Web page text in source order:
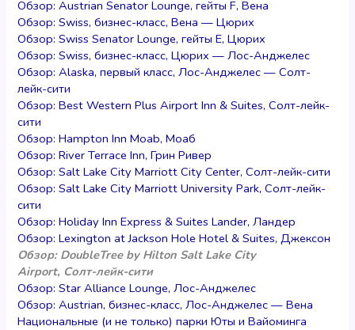
Обзор: Austrian Senator Lounge, гейты F, Вена
Обзор: Swiss, бизнес-класс, Вена — Цюрих
Обзор: Swiss Senator Lounge, гейты E, Цюрих
Обзор: Swiss, бизнес-класс, Цюрих — Лос-Анджелес
Обзор: Alaska, первый класс, Лос-Анджелес — Солт-
лейк-сити
Обзор: Best Western Plus Airport Inn & Suites, Солт-лейк-
сити
Обзор: Hampton Inn Moab, Моаб
Обзор: River Terrace Inn, Грин Ривер
Обзор: Salt Lake City Marriott City Center, Солт-лейк-сити
Обзор: Salt Lake City Marriott University Park, Солт-лейк-
сити
Обзор: Holiday Inn Express & Suites Lander, Ландер
Обзор: Lexington at Jackson Hole Hotel & Suites, Джексон
Обзор: DoubleTree by Hilton Salt Lake City
Airport, Солт-лейк-сити
Обзор: Star Alliance Lounge, Лос-Анджелес
Обзор: Austrian, бизнес-класс, Лос-Анджелес — Вена
Национальные (и не только) парки Юты и Вайоминга